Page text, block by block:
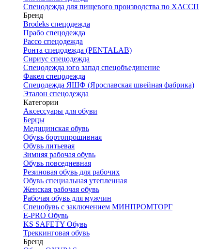
Спецодежда для пищевого производства по ХАССП
Бренд
Brodeks спецодежда
Прабо спецодежда
Рассо спецодежда
Ронта спецодежда (PENTALAB)
Сириус спецодежда
Спецодежда юго запад спецобъединение
Факел спецодежда
Спецодежда ЯШФ (Ярославская швейная фабрика)
Эталон спецодежда
Категории
Аксессуары для обуви
Берцы
Медицинская обувь
Обувь бортопрошивная
Обувь литьевая
Зимняя рабочая обувь
Обувь повседневная
Резиновая обувь для рабочих
Обувь специальная утепленная
Женская рабочая обувь
Рабочая обувь для мужчин
Спецобувь с заключением МИНПРОМТОРГ
E-PRO Обувь
KS SAFETY Обувь
Треккинговая обувь
Бренд